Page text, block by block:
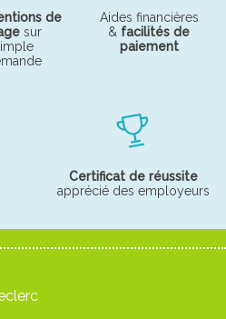
de
sur
Aides financières
& facilités de
paiement
Certificat de réussite
apprécié des employeurs